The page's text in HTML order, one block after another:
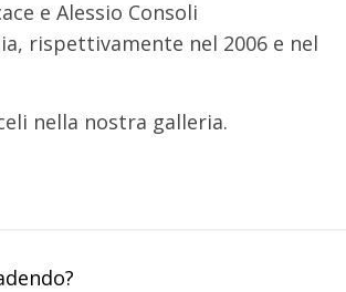
e Alessio Consoli
rispettivamente nel 2006 e nel
nella nostra galleria.